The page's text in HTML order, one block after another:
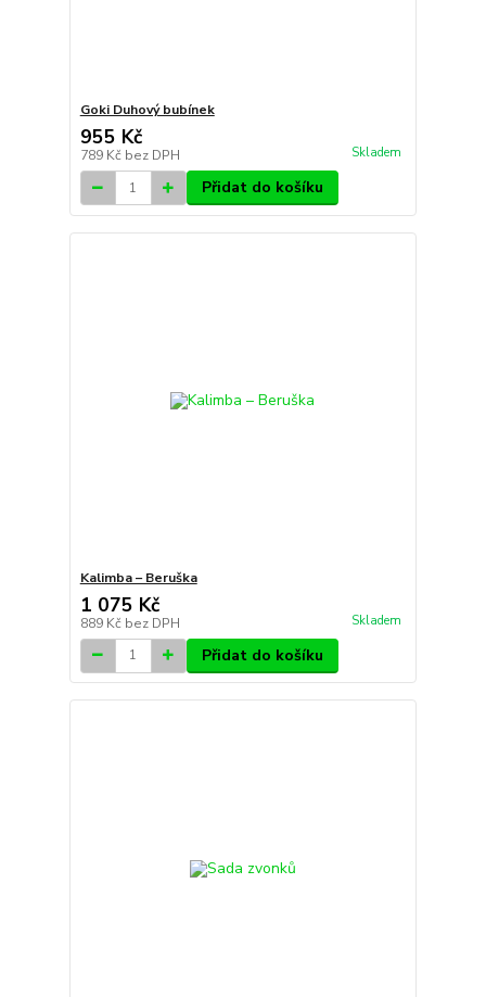
Goki Duhový bubínek
955 Kč
789 Kč bez DPH Skladem
Přidat do košíku
Kalimba – Beruška
1 075 Kč
889 Kč bez DPH Skladem
Přidat do košíku